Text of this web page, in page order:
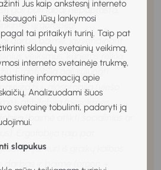
Jus kaip ankstesnį interneto
Jūsų lankymosi
tai pritaikyti turinį. Taip pat
sklandų svetainių veikimą,
interneto svetainėje trukmę,
informaciją apie
Analizuodami šiuos
svetainę tobulinti, padaryti ją
slapukus
gali būti labai nepaprasta,
ergofobija!
darbo baimė, įgyvendinant
veiksmus, kuriems reikia
Ergofobija gali sujungti
glosofobija (viešo
atihifobija (nesėkmės
(baimė atlikti socialinius ar
kuri iš graikų kalbos
darbas ir baimė (ergon –